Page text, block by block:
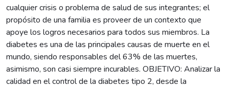
cualquier crisis o problema de salud de sus integrantes; el
propósito de una familia es proveer de un contexto que
apoye los logros necesarios para todos sus miembros. La
diabetes es una de las principales causas de muerte en el
mundo, siendo responsables del 63% de las muertes,
asimismo, son casi siempre incurables. OBJETIVO: Analizar la
calidad en el control de la diabetes tipo 2, desde la